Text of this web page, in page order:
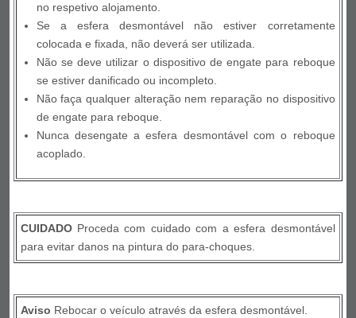
no respetivo alojamento.
Se a esfera desmontável não estiver corretamente
colocada e fixada, não deverá ser utilizada.
Não se deve utilizar o dispositivo de engate para reboque
se estiver danificado ou incompleto.
Não faça qualquer alteração nem reparação no dispositivo
de engate para reboque.
Nunca desengate a esfera desmontável com o reboque
acoplado.
CUIDADOProceda com cuidado com a esfera desmontável
para evitar danos na pintura do para-choques.
Aviso Rebocar o veículo através da esfera desmontável.